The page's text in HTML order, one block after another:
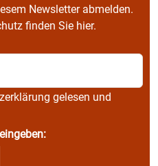
Newsletter abmelden.
finden Sie hier.
gelesen und